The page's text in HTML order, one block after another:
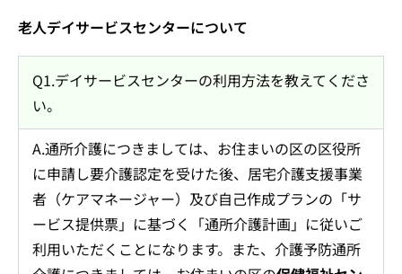
老人デイサービスセンターについて
Q1.デイサービスセンターの利用方法を教えてくださ
い。
A.通所介護につきましては、お住まいの区の区役所
に申請し要介護認定を受けた後、居宅介護支援事業
者（ケアマネージャー）及び自己作成プランの「サ
ービス提供票」に基づく「通所介護計画」に従いご
利用いただくことになります。また、介護予防通所